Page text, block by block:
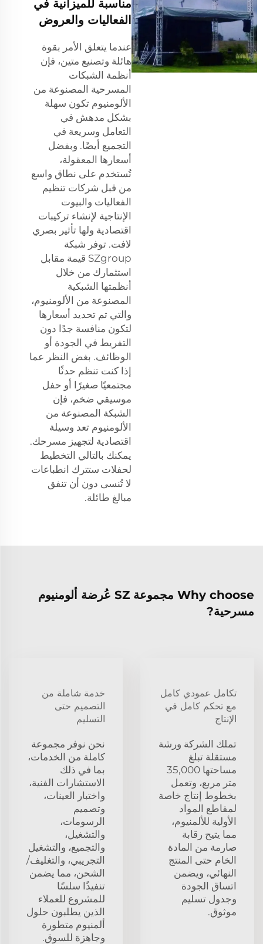
مناسبة للميزانية في
الفعاليات والعروض
عندما يتعلق الأمر بقوة
هائلة وتصنيع متين، فإن
أنظمة الشبكات
المسرحية المصنوعة من
الألومنيوم تكون سهلة
بشكل مدهش في
التعامل وسريعة في
التجميع أيضًا. وبفضل
أسعارها المعقولة،
تُستخدم على نطاق واسع
من قبل شركات تنظيم
الفعاليات والبيوت
الإنتاجية لإنشاء تركيبات
اقتصادية ولها تأثير بصري
لافت. توفر شبكة
SZgroup قيمة مقابل
استثمارك من خلال
أنظمتها الشبكية
المصنوعة من الألومنيوم،
والتي تم تحديد أسعارها
لتكون منافسة جدًا دون
التفريط في الجودة أو
الوظائف. بغض النظر عما
إذا كنت تنظم حدثًا
مجتمعيًا صغيرًا أو حفل
موسيقي ضخم، فإن
الشبكة المصنوعة من
الألومنيوم تعد وسيلة
اقتصادية لتجهيز مسرحك.
يمكنك بالتالي التخطيط
لحفلات ستترك انطباعات
لا تُنسى دون أن تنفق
مبالغ طائلة.
Why choose مجموعة SZ عُرضة ألومنيوم
مسرحية?
تكامل عمودي كامل
مع تحكم كامل في
الإنتاج
تملك الشركة ورشة
مستقلة تبلغ
مساحتها 35,000
متر مربع، وتعمل
بخطوط إنتاج خاصة
لمقاطع المواد
الأولية للألمنيوم،
مما يتيح رقابة
صارمة من المادة
الخام حتى المنتج
النهائي، ويضمن
اتساق الجودة
وجدول تسليم
موثوق.
خدمة شاملة من
التصميم حتى
التسليم
نحن نوفر مجموعة
كاملة من الخدمات،
بما في ذلك
الاستشارات الفنية،
واختبار العينات،
وتصميم
الرسومات،
والتشغيل،
والتجميع، والتشغيل
التجريبي، والتغليف/
الشحن، مما يضمن
تنفيذًا سلسًا
للمشروع للعملاء
الذين يطلبون حلول
ألمنيوم متطورة
وجاهزة للسوق.